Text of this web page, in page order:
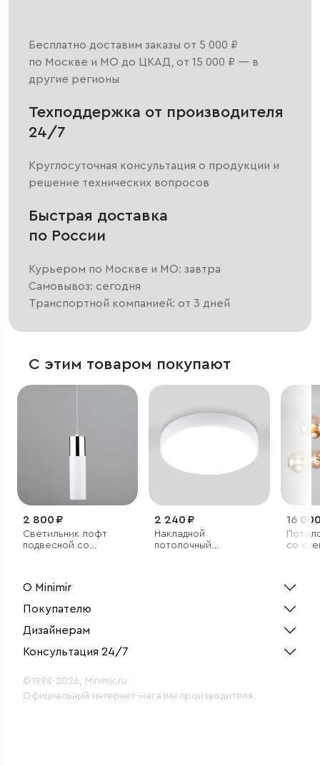
Бесплатно доставим заказы от 5 000 ₽
по Москве и МО до ЦКАД, от 15 000 ₽ — в
другие регионы
Техподдержка от производителя
24/7
Круглосуточная консультация о продукции и
решение технических вопросов
Быстрая доставка
по России
Курьером по Москве и МО: завтра
Самовывоз: сегодня
Транспортной компанией: от 3 дней
С этим товаром покупают
2 800 ₽
Светильник лофт
подвесной со
2 240 ₽
Накладной
потолочный
16
со
О Minimir
Покупателю
Дизайнерам
Консультация 24/7
©1998-2026, Minimir.ru
Официальный интернет-магазин производителя.